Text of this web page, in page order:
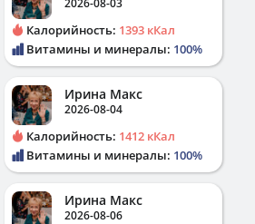
Калорийность: 1393 кКал
Витамины и минералы: 100%
Ирина Макс
2026-08-04
Калорийность: 1412 кКал
Витамины и минералы: 100%
Ирина Макс
2026-08-06